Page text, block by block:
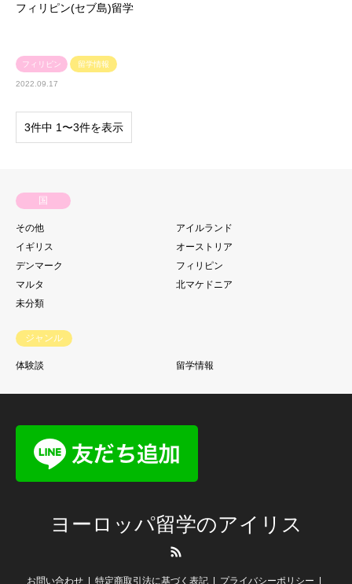
フィリピン(セブ島)留学
フィリピン 留学情報
2022.09.17
3件中 1〜3件を表示
国
その他
アイルランド
イギリス
オーストリア
デンマーク
フィリピン
マルタ
北マケドニア
未分類
ジャンル
体験談 留学情報
ヨーロッパ留学のアイリス
お問い合わせ 特定商取引法に基づく表記 プライバシーポリシー